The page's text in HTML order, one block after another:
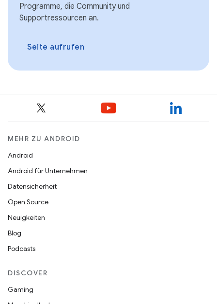
Programme, die Community und
Supportressourcen an.
Seite aufrufen
MEHR ZU ANDROID
Android
Android für Unternehmen
Datensicherheit
Open Source
Neuigkeiten
Blog
Podcasts
DISCOVER
Gaming